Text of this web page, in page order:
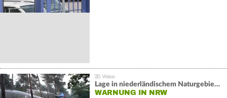
Lage in niederländischem Naturgebiet stabil
WARNUNG IN NRW